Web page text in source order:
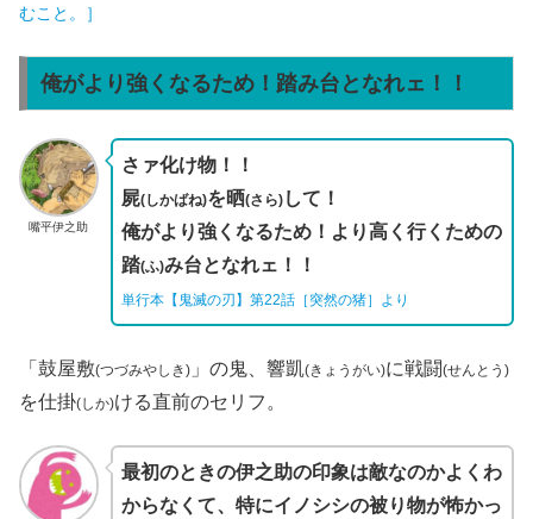
むこと。］
俺がより強くなるため！踏み台となれェ！！
嘴平伊之助
さァ化け物！！
屍(しかばね)を晒(さら)して！
俺がより強くなるため！より高く行くための
踏(ふ)み台となれェ！！
単行本【鬼滅の刃】第22話［突然の猪］より
「鼓屋敷(つづみやしき) 」の鬼、響凱(きょうがい)に戦闘(せんとう)
を仕掛(しか)ける直前のセリフ。
最初のときの伊之助の印象は敵なのかよくわ
からなくて、特にイノシシの被り物が怖かっ